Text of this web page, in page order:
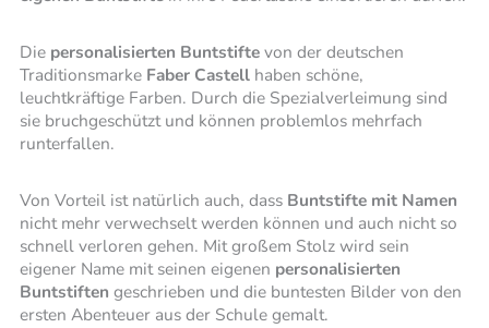
Die personalisierten Buntstiftevon der deutschen
Traditionsmarke Faber Castell haben schöne,
leuchtkräftige Farben. Durch die Spezialverleimung sind
sie bruchgeschützt und können problemlos mehrfach
runterfallen.
Von Vorteil ist natürlich auch, dass Buntstifte mit Namen
nicht mehr verwechselt werden können und auch nicht so
schnell verloren gehen. Mit großem Stolz wird sein
eigener Name mit seinen eigenen personalisierten
Buntstiften geschrieben und die buntesten Bilder von den
ersten Abenteuer aus der Schule gemalt.